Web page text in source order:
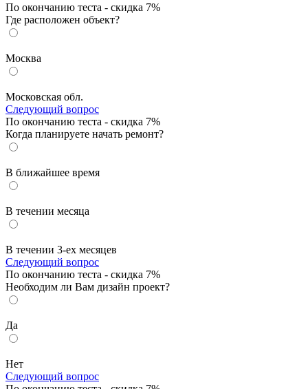
По окончанию теста - скидка 7%
Где расположен объект?
Москва
Московская обл.
Следующий вопрос
По окончанию теста - скидка 7%
Когда планируете начать ремонт?
В ближайшее время
В течении месяца
В течении 3-ех месяцев
Следующий вопрос
По окончанию теста - скидка 7%
Необходим ли Вам дизайн проект?
Да
Нет
Следующий вопрос